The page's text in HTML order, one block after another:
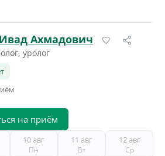
Ахмадович
уролог
на приём
10 авг
Пн
11 авг
Вт
12 авг
Ср